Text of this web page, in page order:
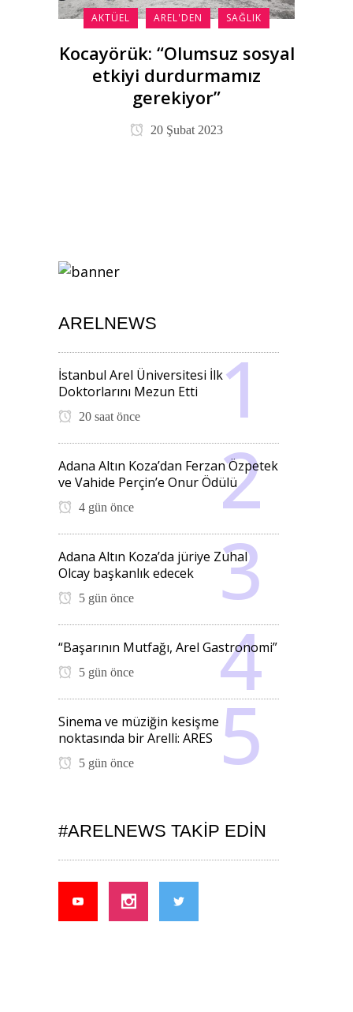
AKTÜEL AREL'DEN SAĞLIK
Kocayörük: “Olumsuz sosyal
etkiyi durdurmamız
gerekiyor”
20 Şubat 2023
ARELNEWS
İstanbul Arel Üniversitesi İlk
Doktorlarını Mezun Etti
20 saat önce
Adana Altın Koza’dan Ferzan Özpetek
ve Vahide Perçin’e Onur Ödülü
4 gün önce
Adana Altın Koza’da jüriye Zuhal
Olcay başkanlık edecek
5 gün önce
“Başarının Mutfağı, Arel Gastronomi”
5 gün önce
Sinema ve müziğin kesişme
noktasında bir Arelli: ARES
5 gün önce
#ARELNEWS TAKIP EDIN